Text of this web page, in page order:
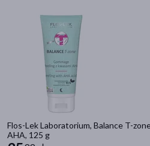
Flos-Lek Laboratorium, Balance T-
AHA, 125 g